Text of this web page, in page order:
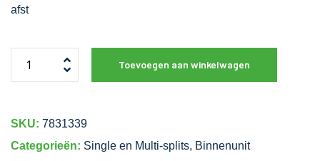
afst
Toevoegen aan winkelwagen
SKU: 7831339
Categorieën: Single en Multi-splits, Binnenunit